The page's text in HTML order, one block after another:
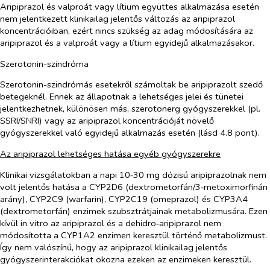
Aripiprazol és valproát vagy lítium együttes alkalmazása esetén
nem jelentkezett klinikailag jelentős változás az aripiprazol
koncentrációiban, ezért nincs szükség az adag módosítására az
aripiprazol és a valproát vagy a lítium egyidejű alkalmazásakor.
Szerotonin-szindróma
Szerotonin-szindrómás esetekről számoltak be aripiprazolt szedő
betegeknél. Ennek az állapotnak a lehetséges jelei és tünetei
jelentkezhetnek, különösen más, szerotonerg gyógyszerekkel (pl.
SSRI/SNRI) vagy az aripiprazol koncentrációját növelő
gyógyszerekkel való egyidejű alkalmazás esetén (lásd 4.8 pont).
Az aripiprazol lehetséges hatása egyéb gyógyszerekre
Klinikai vizsgálatokban a napi 10‑30 mg dózisú aripiprazolnak nem
volt jelentős hatása a CYP2D6 (dextrometorfán/3‑metoximorfinán
arány), CYP2C9 (warfarin), CYP2C19 (omeprazol) és CYP3A4
(dextrometorfán) enzimek szubsztrátjainak metabolizmusára. Ezen
kívül in vitro az aripiprazol és a dehidro‑aripiprazol nem
módosította a CYP1A2 enzimen keresztül történő metabolizmust.
Így nem valószínű, hogy az aripiprazol klinikailag jelentős
gyógyszerinterakciókat okozna ezeken az enzimeken keresztül.